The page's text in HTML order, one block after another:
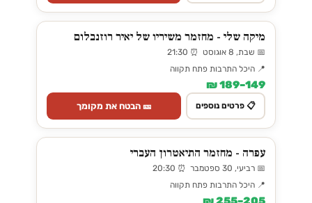
מיקה שלי - מחזמר משיריו של יאיר רוזנבלום
📅 שבת, 8 אוגוסט ⏰ 21:30
📍 היכל התרבות פתח תקווה
149–189 ₪
📋 פרטים נוספים 🎫 הבטח את מקומך
עפרה - מחזמר התיאטרון העברי
📅 רביעי, 30 ספטמבר ⏰ 20:30
📍 היכל התרבות פתח תקווה